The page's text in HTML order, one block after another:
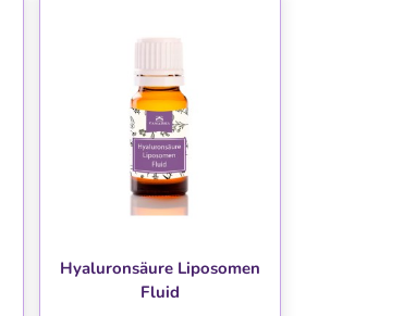
Hyaluronsäure Liposomen
Fluid